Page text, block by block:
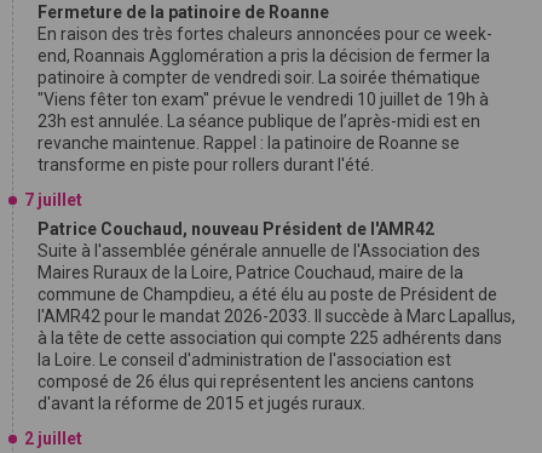
Fermeture de la patinoire de Roanne
En raison des très fortes chaleurs annoncées pour ce week-
end, Roannais Agglomération a pris la décision de fermer la
patinoire à compter de vendredi soir. La soirée thématique
"Viens fêter ton exam" prévue le vendredi 10 juillet de 19h à
23h est annulée. La séance publique de l’après-midi est en
revanche maintenue. Rappel : la patinoire de Roanne se
transforme en piste pour rollers durant l'été.
7 juillet
Patrice Couchaud, nouveau Président de l'AMR42
Suite à l'assemblée générale annuelle de l'Association des
Maires Ruraux de la Loire, Patrice Couchaud, maire de la
commune de Champdieu, a été élu au poste de Président de
l'AMR42 pour le mandat 2026-2033. Il succède à Marc Lapallus,
à la tête de cette association qui compte 225 adhérents dans
la Loire. Le conseil d'administration de l'association est
composé de 26 élus qui représentent les anciens cantons
d'avant la réforme de 2015 et jugés ruraux.
2 juillet